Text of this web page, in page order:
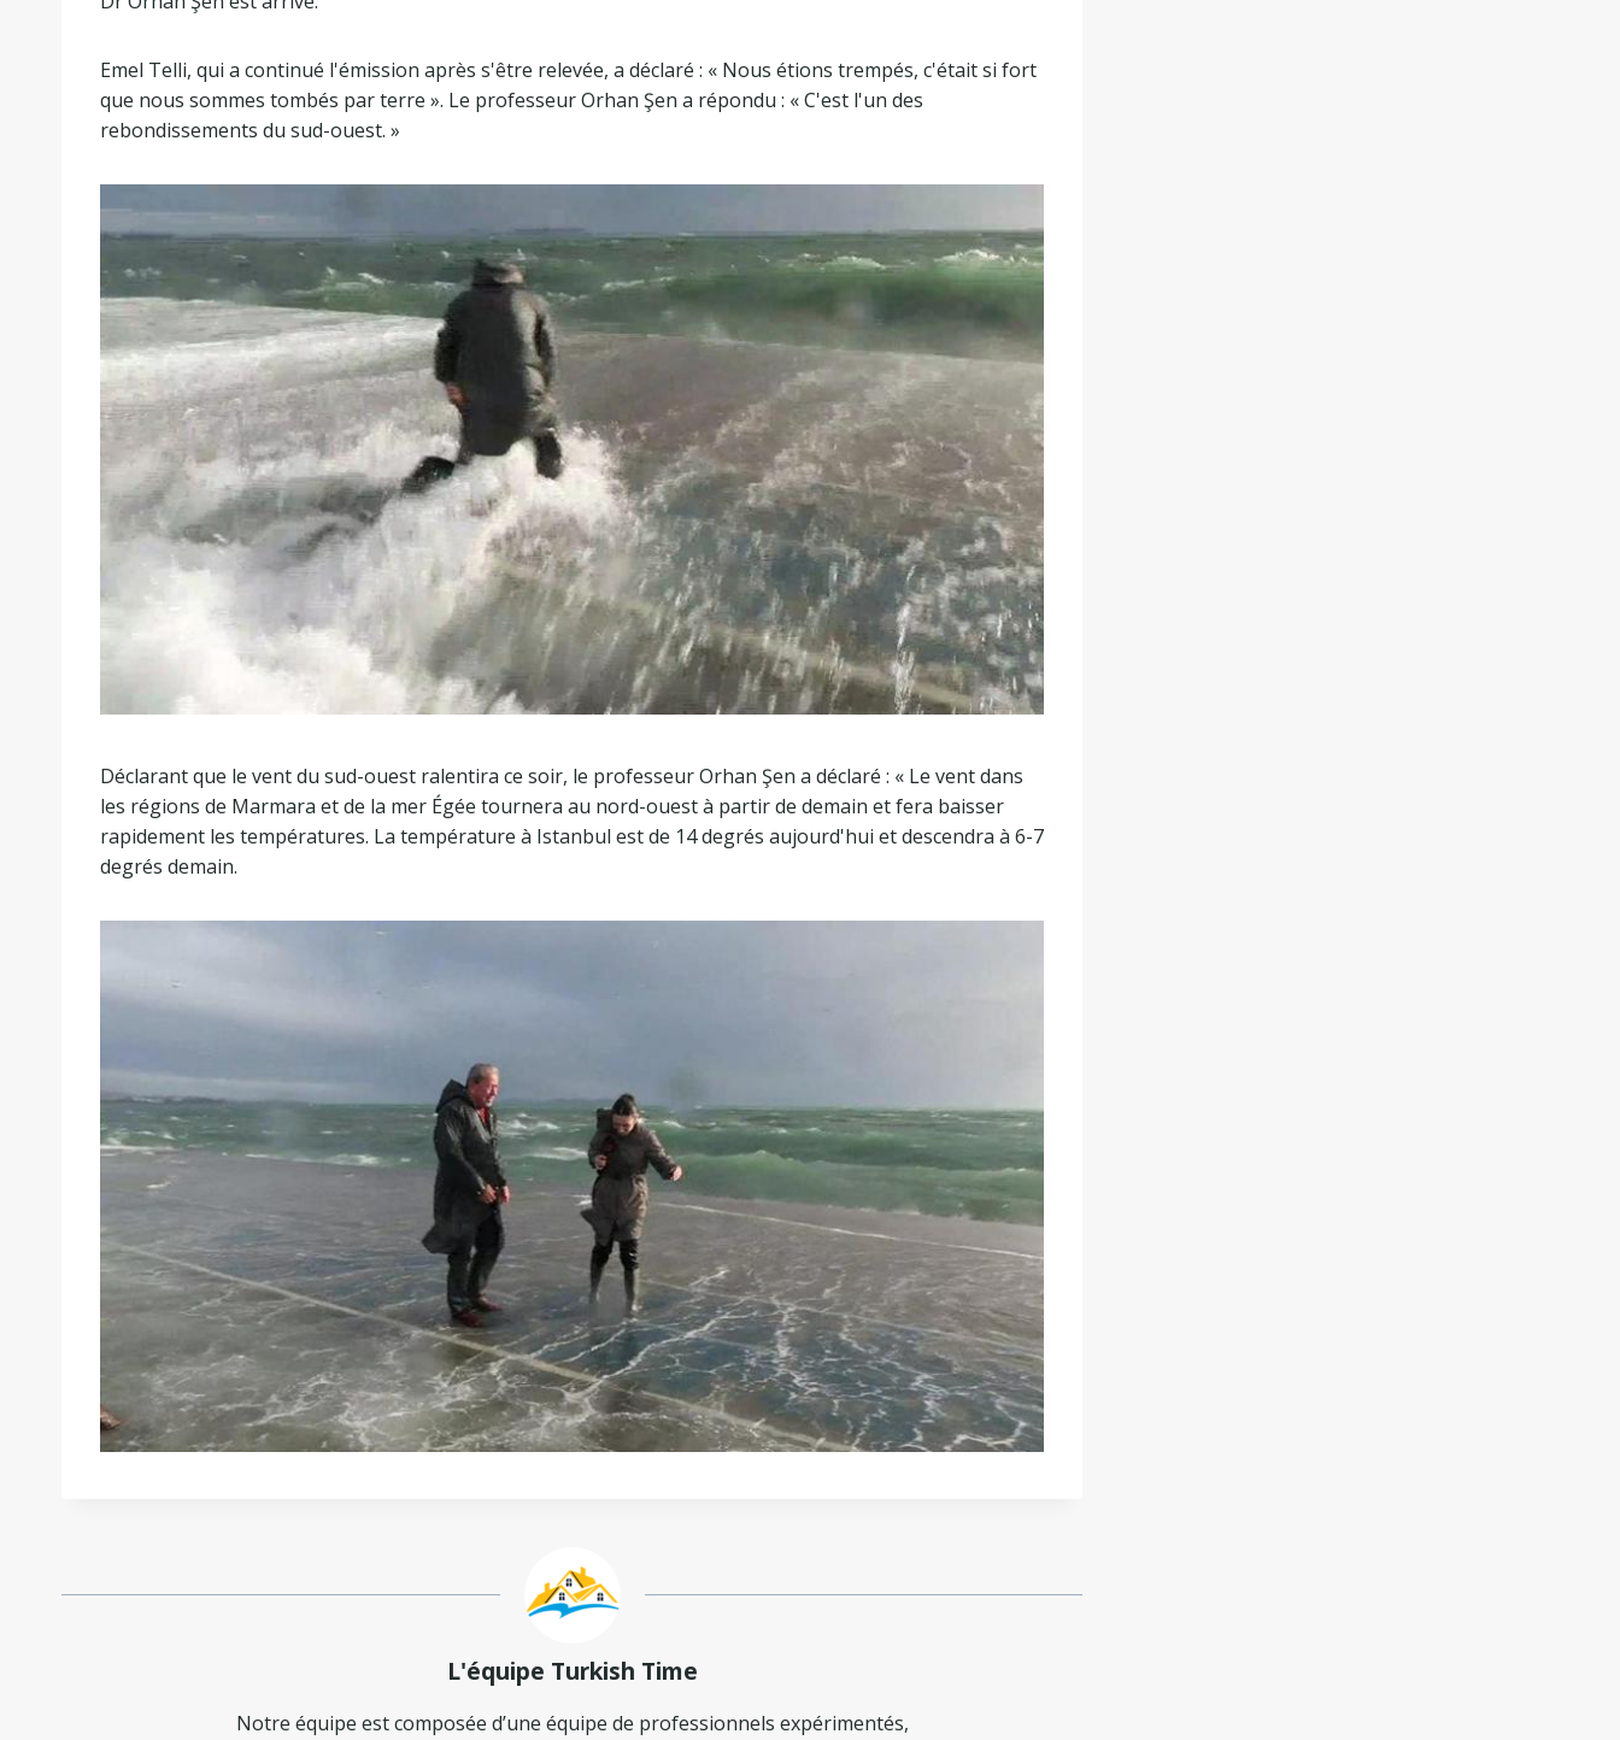
Emel Telli, qui a continué l'émission après s'être relevée, a déclaré : « Nous étions trempés, c'était si fort
que nous sommes tombés par terre ». Le professeur Orhan Şen a répondu : « C'est l'un des
rebondissements du sud-ouest. »
Déclarant que le vent du sud-ouest ralentira ce soir, le professeur Orhan Şen a déclaré : « Le vent dans
les régions de Marmara et de la mer Égée tournera au nord-ouest à partir de demain et fera baisser
rapidement les températures. La température à Istanbul est de 14 degrés aujourd'hui et descendra à 6-7
degrés demain.
L'équipe Turkish Time
Notre équipe est composée d’une équipe de professionnels expérimentés,